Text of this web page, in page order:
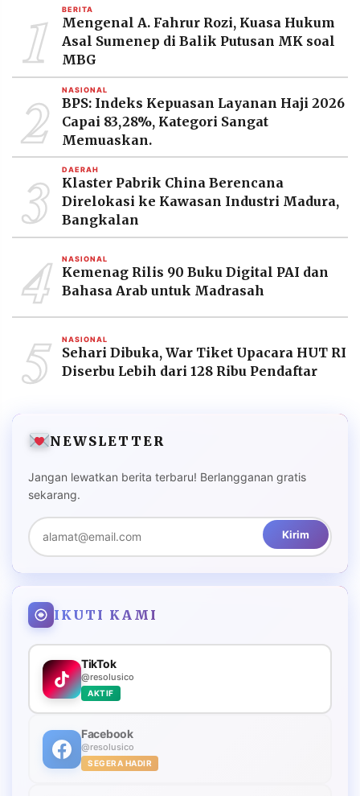
RESOLUSI
MEDIA
PRAMUDITA
©
Resolusi.co
2026
RESOLUSI
MEDIA
PRAMUDITA
1 BERITA
Mengenal A. Fahrur Rozi, Kuasa Hukum
Asal Sumenep di Balik Putusan MK soal
MBG
2 NASIONAL
BPS: Indeks Kepuasan Layanan Haji 2026
Capai 83,28%, Kategori Sangat
Memuaskan.
3 DAERAH
Klaster Pabrik China Berencana
Direlokasi ke Kawasan Industri Madura,
Bangkalan
4 NASIONAL
Kemenag Rilis 90 Buku Digital PAI dan
Bahasa Arab untuk Madrasah
5 NASIONAL
Sehari Dibuka, War Tiket Upacara HUT RI
Diserbu Lebih dari 128 Ribu Pendaftar
NEWSLETTER
Jangan lewatkan berita terbaru! Berlangganan gratis
sekarang.
Kirim
IKUTI KAMI
TikTok
@resolusico
AKTIF
Facebook
@resolusico
SEGERA HADIR